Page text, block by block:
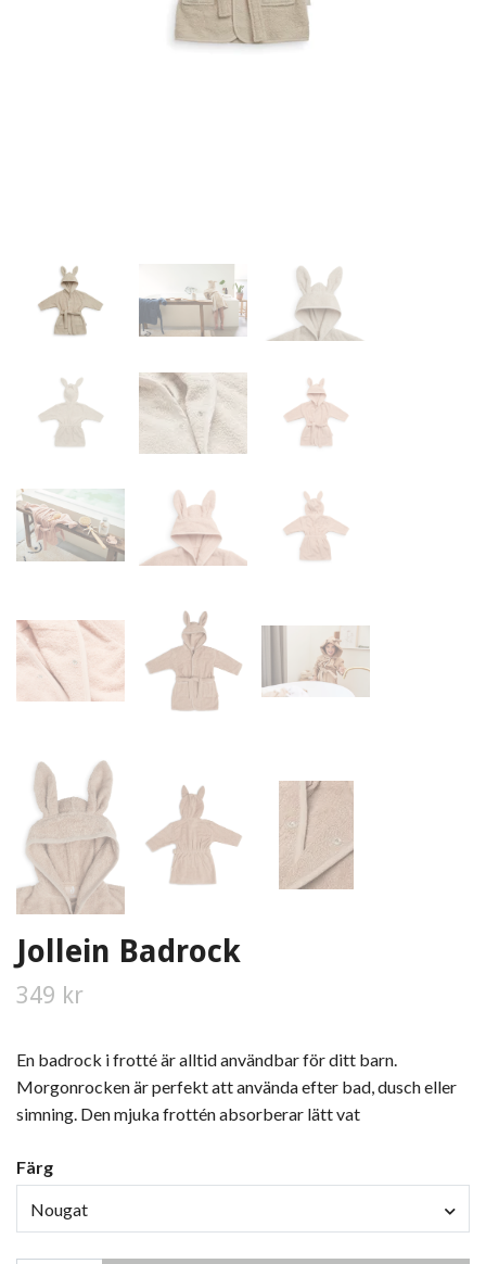
Jollein Badrock
349 kr
En badrock i frotté är alltid användbar för ditt barn.
Morgonrocken är perfekt att använda efter bad, dusch eller
simning. Den mjuka frottén absorberar lätt vat
Färg
Nougat